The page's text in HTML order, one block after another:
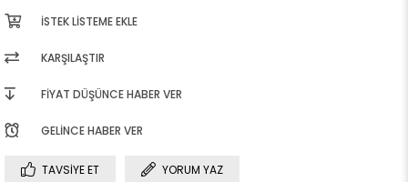
İSTEK LISTEME EKLE
KARŞILAŞTIR
FIYAT DÜŞÜNCE HABER VER
GELINCE HABER VER
TAVSIYE ET
YORUM YAZ